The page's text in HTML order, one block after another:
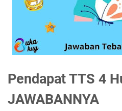
Pendapat TTS 4
JAWABANNYA